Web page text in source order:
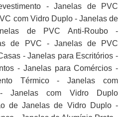
- Janelas de PVC
com Vidro Duplo - Janelas de
de PVC Anti-Roubo -
de PVC - Janelas de PVC
- Janelas para Escritórios -
- Janelas para Comércios -
Térmico - Janelas com
- Janelas com Vidro Duplo
de Janelas de Vidro Duplo -